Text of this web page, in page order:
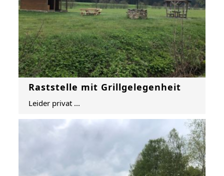
Raststelle mit Grillgelegenheit
Leider privat ...